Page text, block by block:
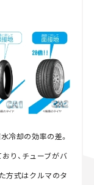
冷却の効率の差。
り、チューブがバ
方式はクルマのタ